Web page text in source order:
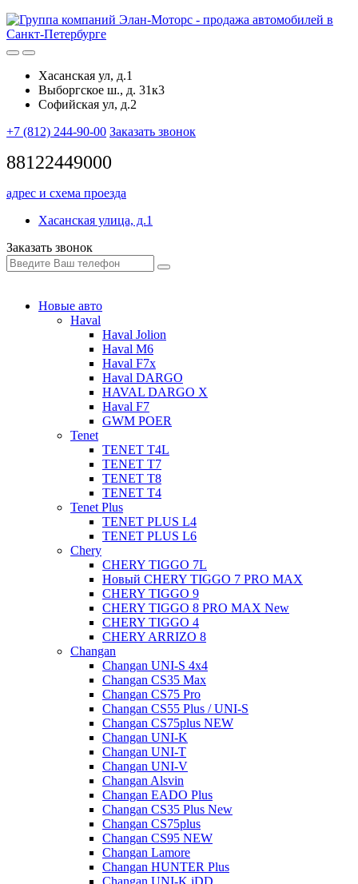
Хасанская ул, д.1
Выборгское ш., д. 31к3
Софийская ул, д.2
+7 (812) 244-90-00 Заказать звонок
88122449000
адрес и схема проезда
Хасанская улица, д.1
Заказать звонок
Новые авто
Haval
Haval Jolion
Haval M6
Haval F7x
Haval DARGO
HAVAL DARGO Х
Haval F7
GWM POER
Tenet
TENET T4L
TENET T7
TENET T8
TENET T4
Tenet Plus
TENET PLUS L4
TENET PLUS L6
Chery
CHERY TIGGO 7L
Новый CHERY TIGGO 7 PRO MAX
CHERY TIGGO 9
CHERY TIGGO 8 PRO MAX New
CHERY TIGGO 4
CHERY ARRIZO 8
Changan
Changan UNI-S 4x4
Changan CS35 Max
Changan CS75 Pro
Changan CS55 Plus / UNI-S
Changan CS75plus NEW
Changan UNI-K
Changan UNI-T
Changan UNI-V
Changan Alsvin
Changan EADO Plus
Changan CS35 Plus New
Changan CS75plus
Changan CS95 NEW
Changan Lamore
Changan HUNTER Plus
Changan UNI-K iDD